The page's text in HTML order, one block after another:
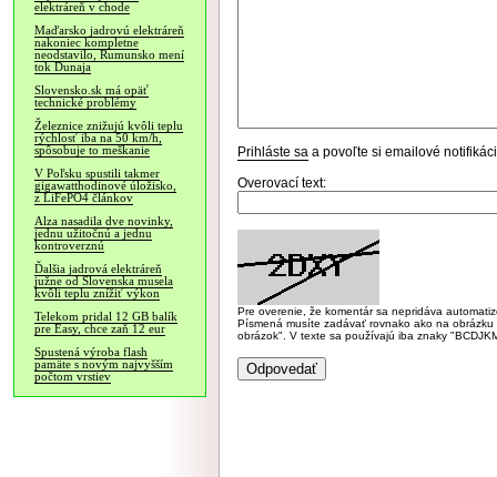
elektráreň v chode
Maďarsko jadrovú elektráreň
nakoniec kompletne
neodstavilo, Rumunsko mení
tok Dunaja
Slovensko.sk má opäť
technické problémy
Železnice znižujú kvôli teplu
rýchlosť iba na 50 km/h,
spôsobuje to meškanie
V Poľsku spustili takmer
gigawatthodinové úložisko,
z LiFePO4 článkov
Alza nasadila dve novinky,
jednu užitočnú a jednu
kontroverznú
Ďalšia jadrová elektráreň
južne od Slovenska musela
kvôli teplu znížiť výkon
Telekom pridal 12 GB balík
pre Easy, chce zaň 12 eur
Spustená výroba flash
pamäte s novým najvyšším
počtom vrstiev
Prihláste sa a povoľte si emailové
Overovací text:
Pre overenie, že komentár sa nepridáva
Písmená musíte zadávať rovnako ako na
obrázok". V texte sa používajú iba znaky